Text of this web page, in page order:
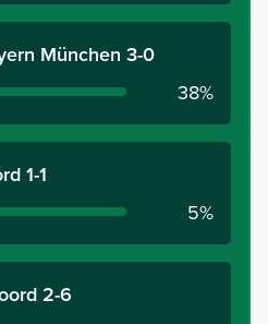
München 3-0
38%
1-1
5%
2-6